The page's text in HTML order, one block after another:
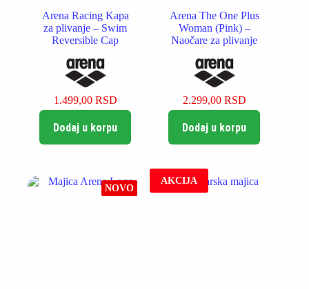
Arena Racing Kapa
za plivanje – Swim
Reversible Cap
1.499,00 RSD
Dodaj u korpu
Arena The One Plus
Woman (Pink) –
Naočare za plivanje
2.299,00 RSD
Dodaj u korpu
NOVO
AKCIJA